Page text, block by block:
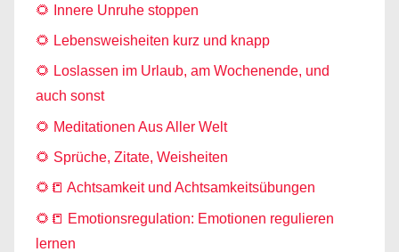
🌻 Innere Unruhe stoppen
🌻 Lebensweisheiten kurz und knapp
🌻 Loslassen im Urlaub, am Wochenende, und
auch sonst
🌻 Meditationen Aus Aller Welt
🌻 Sprüche, Zitate, Weisheiten
🌻📒 Achtsamkeit und Achtsamkeitsübungen
🌻📒 Emotionsregulation: Emotionen regulieren
lernen